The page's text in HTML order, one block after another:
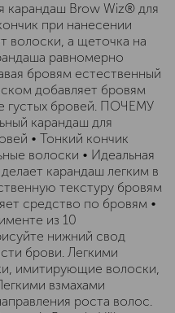
карандаш Brow Wiz® для
при нанесении
волоски, а щеточка на
равномерно
бровям естественный
добавляет бровям
густых бровей. ПОЧЕМУ
карандаш для
• Тонкий кончик
волоски • Идеальная
карандаш легким в
текстуру бровям
средство по бровям •
из 10
нижний свод
брови. Легкими
имитирующие волоски,
взмахами
роста волос.